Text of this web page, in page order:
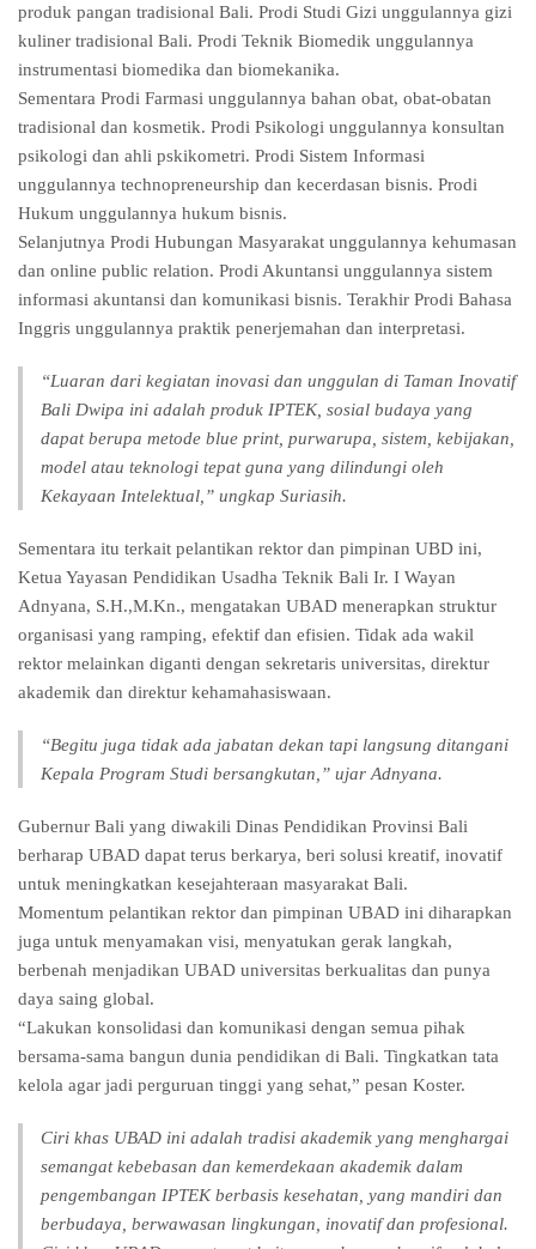
produk pangan tradisional Bali. Prodi Studi Gizi unggulannya gizi
kuliner tradisional Bali. Prodi Teknik Biomedik unggulannya
instrumentasi biomedika dan biomekanika.
Sementara Prodi Farmasi unggulannya bahan obat, obat-obatan
tradisional dan kosmetik. Prodi Psikologi unggulannya konsultan
psikologi dan ahli pskikometri. Prodi Sistem Informasi
unggulannya technopreneurship dan kecerdasan bisnis. Prodi
Hukum unggulannya hukum bisnis.
Selanjutnya Prodi Hubungan Masyarakat unggulannya kehumasan
dan online public relation. Prodi Akuntansi unggulannya sistem
informasi akuntansi dan komunikasi bisnis. Terakhir Prodi Bahasa
Inggris unggulannya praktik penerjemahan dan interpretasi.
“Luaran dari kegiatan inovasi dan unggulan di Taman Inovatif
Bali Dwipa ini adalah produk IPTEK, sosial budaya yang
dapat berupa metode blue print, purwarupa, sistem, kebijakan,
model atau teknologi tepat guna yang dilindungi oleh
Kekayaan Intelektual,” ungkap Suriasih.
Sementara itu terkait pelantikan rektor dan pimpinan UBD ini,
Ketua Yayasan Pendidikan Usadha Teknik Bali Ir. I Wayan
Adnyana, S.H.,M.Kn., mengatakan UBAD menerapkan struktur
organisasi yang ramping, efektif dan efisien. Tidak ada wakil
rektor melainkan diganti dengan sekretaris universitas, direktur
akademik dan direktur kehamahasiswaan.
“Begitu juga tidak ada jabatan dekan tapi langsung ditangani
Kepala Program Studi bersangkutan,” ujar Adnyana.
Gubernur Bali yang diwakili Dinas Pendidikan Provinsi Bali
berharap UBAD dapat terus berkarya, beri solusi kreatif, inovatif
untuk meningkatkan kesejahteraan masyarakat Bali.
Momentum pelantikan rektor dan pimpinan UBAD ini diharapkan
juga untuk menyamakan visi, menyatukan gerak langkah,
berbenah menjadikan UBAD universitas berkualitas dan punya
daya saing global.
“Lakukan konsolidasi dan komunikasi dengan semua pihak
bersama-sama bangun dunia pendidikan di Bali. Tingkatkan tata
kelola agar jadi perguruan tinggi yang sehat,” pesan Koster.
Ciri khas UBAD ini adalah tradisi akademik yang menghargai
semangat kebebasan dan kemerdekaan akademik dalam
pengembangan IPTEK berbasis kesehatan, yang mandiri dan
berbudaya, berwawasan lingkungan, inovatif dan profesional.